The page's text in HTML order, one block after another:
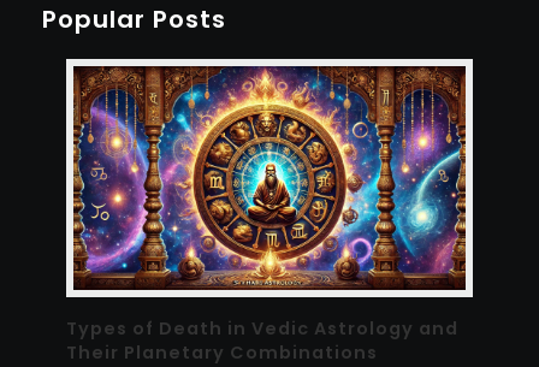
Popular Posts
Types of Death in Vedic Astrology and
Their Planetary Combinations